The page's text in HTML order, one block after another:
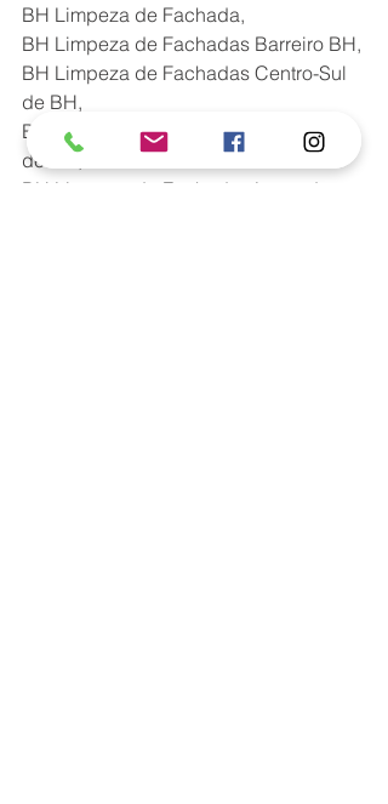
BH Limpeza de Fachada,
BH Limpeza de Fachadas Barreiro BH,
BH Limpeza de Fachadas Centro-Sul
de BH,
BH Limpeza de Fachadas Hipercentro
de BH,
BH Limpeza de Fachadas Leste de